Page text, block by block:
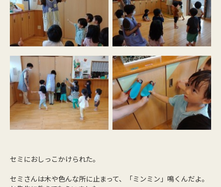
セミにおしっこかけられた。
セミさんは木や色んな所に止まって、「ミンミン」鳴くんだよ。